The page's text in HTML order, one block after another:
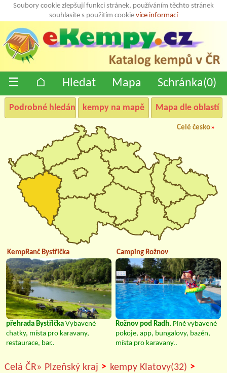
Soubory cookie zlepšují funkci stránek, používáním těchto stránek
souhlasíte s použitím cookie více informací
☰ ⌂ Hledat Mapa Schránka(0)
Podrobné hledání kempy na mapě Mapa dle oblastí
Celé česko»
KempRanč Bystřička
přehrada Bystřička Vybavené
chatky, místa pro karavany,
restaurace, bar..
Camping Rožnov
Rožnov pod Radh. Plně vybavené
pokoje, app, bungalovy, bazén,
místa pro karavany..
Celá ČR» Plzeňský kraj > kempy Klatovy(32) >